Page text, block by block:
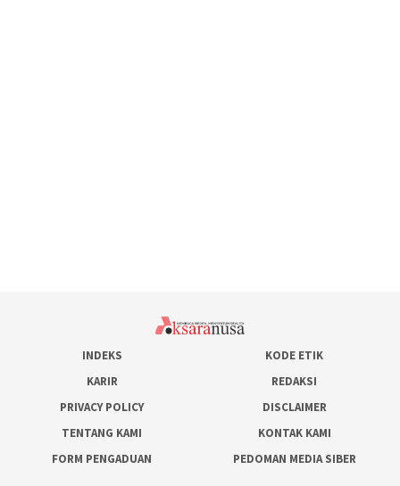
INDEKS
KODE ETIK
KARIR
REDAKSI
PRIVACY POLICY
DISCLAIMER
TENTANG KAMI
KONTAK KAMI
FORM PENGADUAN
PEDOMAN MEDIA SIBER